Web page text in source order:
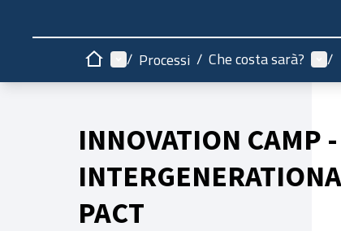
HomeMenù principale
/ Processi / Che costa sarà? /
INNOVATION CAMP -
PACT